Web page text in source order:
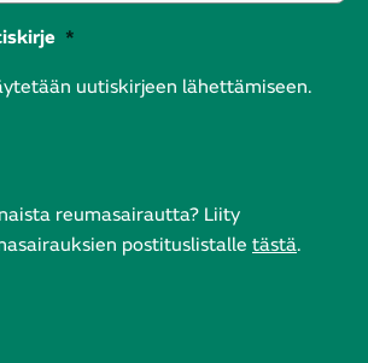
*
uutiskirjeen lähettämiseen.
reumasairautta? Liity
postituslistalle tästä.